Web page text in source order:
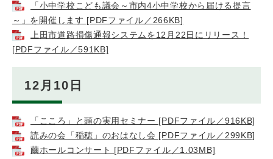
「小中学校こども議会～市内4小中学校から届ける提言
～」を開催します [PDFファイル／266KB]
上田市道路損傷通報システムを12月22日にリリース！
[PDFファイル／591KB]
12月10日
「こころ」と頭の実用セミナー [PDFファイル／916KB]
読みの会「稲穂」のおはなし会 [PDFファイル／299KB]
繭ホールコンサート [PDFファイル／1.03MB]